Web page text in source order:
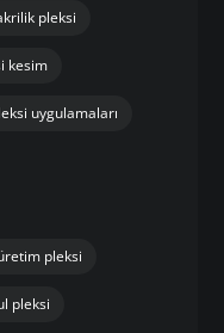
pleksi
kesim
uygulamaları
üretim pleksi
pleksi